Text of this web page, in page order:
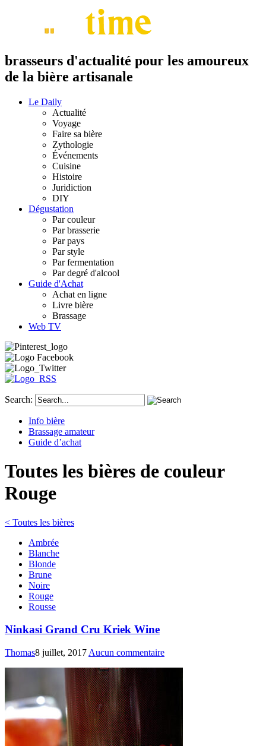
brasseurs d'actualité pour les amoureux
de la bière artisanale
Le Daily
Actualité
Voyage
Faire sa bière
Zythologie
Événements
Cuisine
Histoire
Juridiction
DIY
Dégustation
Par couleur
Par brasserie
Par pays
Par style
Par fermentation
Par degré d'alcool
Guide d'Achat
Achat en ligne
Livre bière
Brassage
Web TV
Search:
Info bière
Brassage amateur
Guide d’achat
Toutes les bières de couleur
Rouge
< Toutes les bières
Ambrée
Blanche
Blonde
Brune
Noire
Rouge
Rousse
Ninkasi Grand Cru Kriek Wine
Thomas8 juillet, 2017 Aucun commentaire